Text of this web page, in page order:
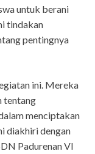
untuk berani
tindakan
pentingnya
ini. Mereka
tentang
menciptakan
diakhiri dengan
Padurenan VI